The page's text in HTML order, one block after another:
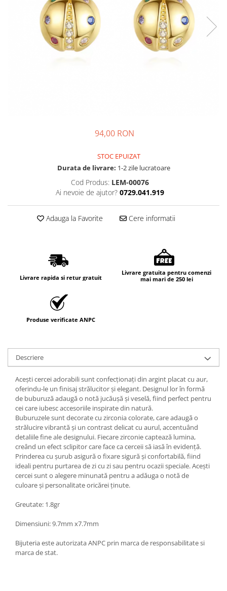
94,00 RON
STOC EPUIZAT
Durata de livrare: 1-2 zile lucratoare
Cod Produs: LEM-00076
Ai nevoie de ajutor? 0729.041.919
Adauga la Favorite Cere informatii
Livrare rapida si retur gratuit
Livrare gratuita pentru comenzi
mai mari de 250 lei
Produse verificate ANPC
Descriere
Acești cercei adorabili sunt confecționați din argint placat cu aur,
oferindu-le un finisaj strălucitor și elegant. Designul lor în formă
de buburuză adaugă o notă jucăușă și veselă, fiind perfect pentru
cei care iubesc accesoriile inspirate din natură.
Buburuzele sunt decorate cu zirconia colorate, care adaugă o
strălucire vibrantă și un contrast delicat cu aurul, accentuând
detaliile fine ale designului. Fiecare zirconie captează lumina,
creând un efect sclipitor care face ca cerceii să iasă în evidență.
Prinderea cu șurub asigură o fixare sigură și confortabilă, fiind
ideali pentru purtarea de zi cu zi sau pentru ocazii speciale. Acești
cercei sunt o alegere minunată pentru a adăuga o notă de
culoare și personalitate oricărei ținute.
Greutate: 1.8gr
Dimensiuni: 9.7mm x7.7mm
Bijuteria este autorizata ANPC prin marca de responsabilitate si
marca de stat.